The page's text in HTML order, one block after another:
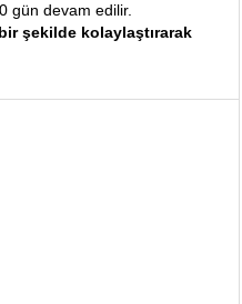
gün devam edilir.
şekilde kolaylaştırarak